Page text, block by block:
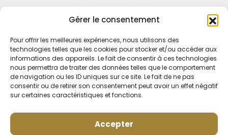
Gérer le consentement
Pour offrir les meilleures expériences, nous utilisons des
technologies telles que les cookies pour stocker et/ou accéder aux
informations des appareils. Le fait de consentir à ces technologies
nous permettra de traiter des données telles que le comportement
de navigation ou les ID uniques sur ce site. Le fait de ne pas
consentir ou de retirer son consentement peut avoir un effet négatif
sur certaines caractéristiques et fonctions.
Accepter
S'inscrire à la newsletter
OUVERT TOUS LES JOURS
Voir nos horaires
MENTIONS LÉGALES
POLITIQUE DE CONFIDENTIALITÉ